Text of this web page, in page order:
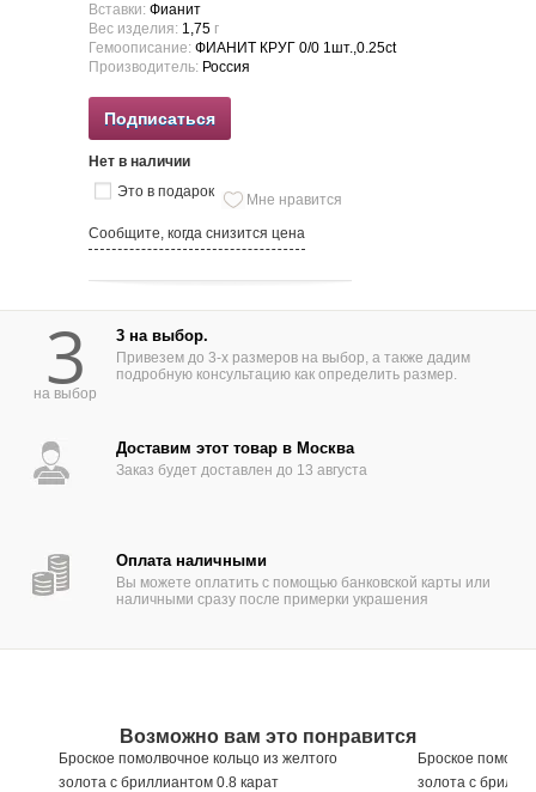
Вставки: Фианит
Вес изделия: 1,75 г
Гемоописание: ФИАНИТ КРУГ 0/0 1шт.,0.25ct
Производитель: Россия
Подписаться
Нет в наличии
Мне нравится
Это в подарок
Сообщите, когда снизится цена
3
на выбор
3 на выбор.
Привезем до 3-х размеров на выбор, а также дадим
подробную консультацию как определить размер.
Доставим этот товар в Москва
Заказ будет доставлен до 13 августа
Оплата наличными
Вы можете оплатить с помощью банковской карты или
наличными сразу после примерки украшения
Возможно вам это понравится
Броское помолвочное кольцо из желтого
золота с бриллиантом 0.8 карат
Броское
золота с